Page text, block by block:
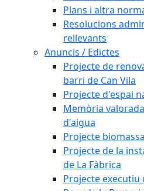
Plans i altra
Resolucions
rellevants
Anuncis / Edictes
Projecte de
barri de Can Vila
Projecte d'espai
Memòria
d'aigua
Projecte
Projecte de la
de La Fàbrica
Projecte